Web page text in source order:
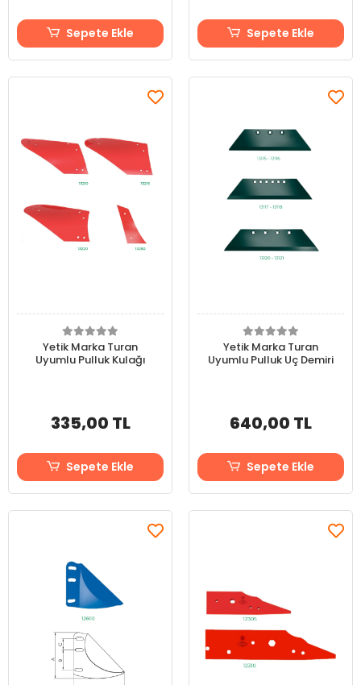
Sepete Ekle Sepete Ekle
Yetik Marka Turan
Uyumlu Pulluk Kulağı
335,00 TL
Sepete Ekle
Yetik Marka Turan
Uyumlu Pulluk Uç Demiri
640,00 TL
Sepete Ekle